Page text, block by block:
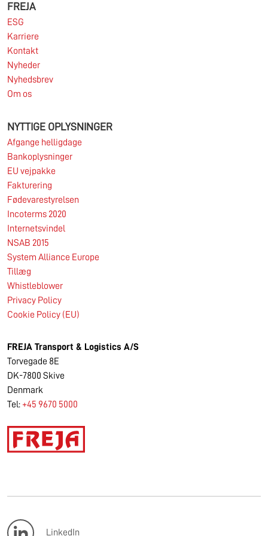
FREJA
ESG
Karriere
Kontakt
Nyheder
Nyhedsbrev
Om os
NYTTIGE OPLYSNINGER
Afgange helligdage
Bankoplysninger
EU vejpakke
Fakturering
Fødevarestyrelsen
Incoterms 2020
Internetsvindel
NSAB 2015
System Alliance Europe
Tillæg
Whistleblower
Privacy Policy
Cookie Policy (EU)
FREJA Transport & Logistics A/S
Torvegade 8E
DK-7800 Skive
Denmark
Tel: +45 9670 5000
LinkedIn